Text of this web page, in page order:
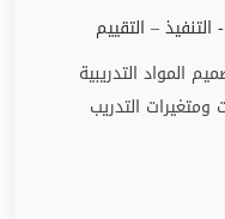
– التقييم
المواد التدريبية
ومتغيرات التدريب